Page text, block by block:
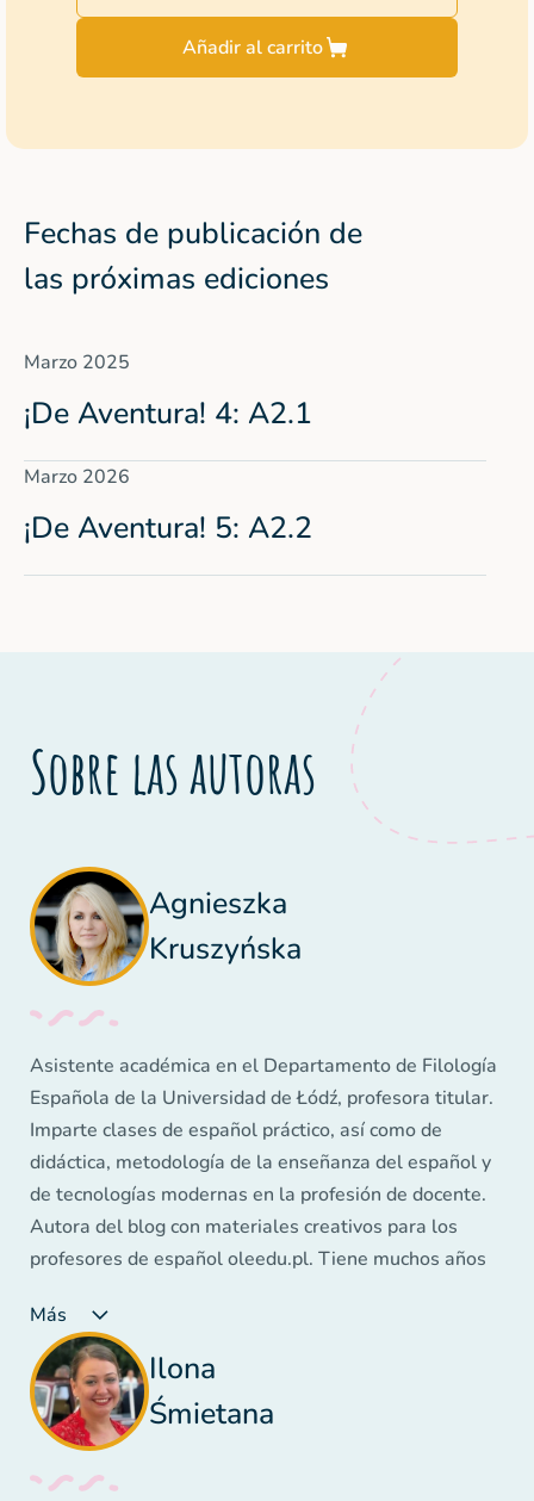
Añadir al carrito
Fechas de publicación de
las próximas ediciones
Marzo 2025
¡De Aventura! 4: A2.1
Marzo 2026
¡De Aventura! 5: A2.2
Sobre las autoras
Agnieszka
Kruszyńska
Asistente académica en el Departamento de Filología
Española de la Universidad de Łódź, profesora titular.
Imparte clases de español práctico, así como de
didáctica, metodología de la enseñanza del español y
de tecnologías modernas en la profesión de docente.
Autora del blog con materiales creativos para los
profesores de español oleedu.pl. Tiene muchos años
y adultos. Autora y coautora de numerosas
publicaciones, cursos, formaciones y webinars sobre la
enseñanza de idiomas. Ganadora de tres prestigiosos
premios en el Resumen del Movimiento Innovador en
la Educación - "Creador de la Innovación" (2015),
"Creador de la Competencia Social" (2016), "Docente
Más
Ilona
Śmietana